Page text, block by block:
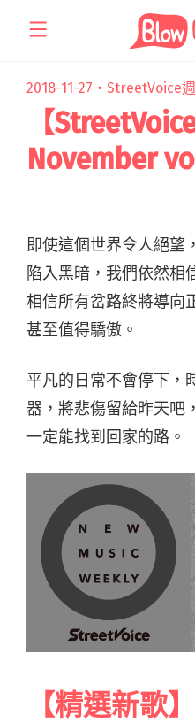
2018-11-27・ StreetVoice
【
November
即使這個世界令人絕望
陷入黑暗，我們依然相
相信所有岔路終將導向
甚至值得驕傲。
平凡的日常不會停下，
器，將悲傷留給昨天吧
一定能找到回家的路。
【精選新歌】